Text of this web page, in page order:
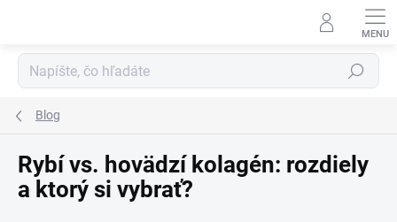
Hľadať
Blog
Rybí vs. hovädzí kolagén: rozdiely
a ktorý si vybrať?